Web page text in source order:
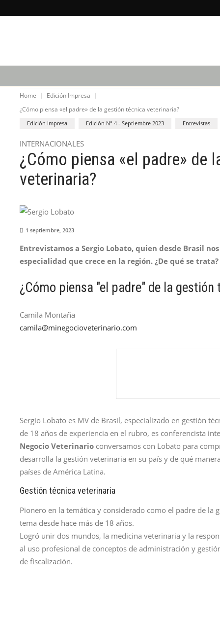
Home
Edición Impresa
¿Cómo piensa «el padre» de la gestión técnica veterinaria?
Edición Impresa Edición N° 4 - Septiembre 2023 Entrevistas
INTERNACIONALES
¿Cómo piensa «el padre» de
veterinaria?
1 septiembre, 2023
Entrevistamos a Sergio Lobato, quien desde Brasil
especialidad que crece en la región. ¿De qué se trata?
¿Cómo piensa "el padre" de la
Camila Montaña
camila@minegocioveterinario.com
Sergio Lobato es MV de Brasil, especializado en gestión
de 18 años de experiencia en el rubro, es conferencista
Negocio Veterinario conversamos con Lobato para
desarrolla la gestión veterinaria en su país y de qué
países de América Latina.
Gestión técnica veterinaria
Pionero en la temática y considerado como el padre de la
tema desde hace más de 18 años.
Logró unir dos mundos, la medicina veterinaria y la
al uso profesional de conceptos de administración y
de fiscalización.